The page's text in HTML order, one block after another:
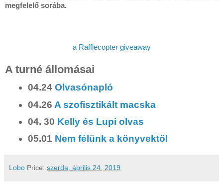
megfelelő sorába.
a Rafflecopter giveaway
A turné állomásai
04.24Olvasónapló
04.26 A szofisztikált macska
04. 30 Kelly és Lupi olvas
05.01 Nem félünk a könyvektől
Lobo Price: szerda, április 24, 2019